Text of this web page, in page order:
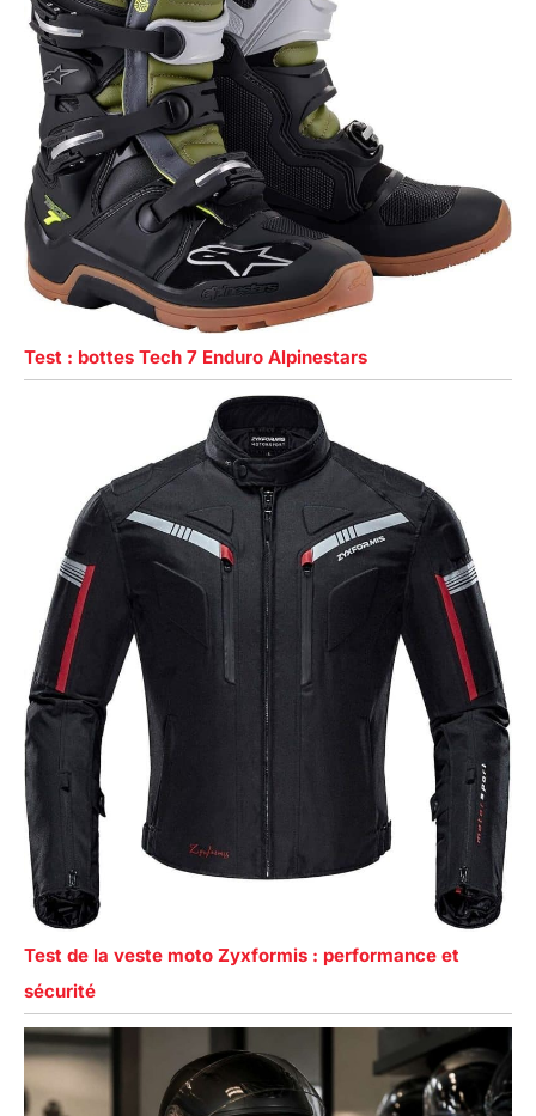
Test : bottes Tech 7 Enduro Alpinestars
Test de la veste moto Zyxformis : performance et
sécurité